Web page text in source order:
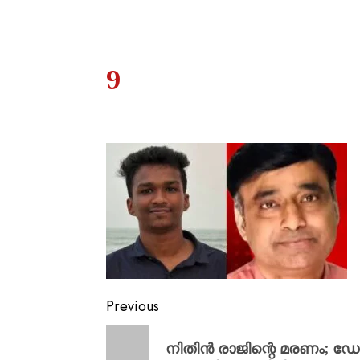
9
Previous
നിതിന്‍ രാജിന്റെ മരണം;